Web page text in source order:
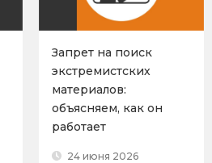
Запрет на поиск
экстремистских
материалов:
объясняем, как он
работает
24 июня 2026